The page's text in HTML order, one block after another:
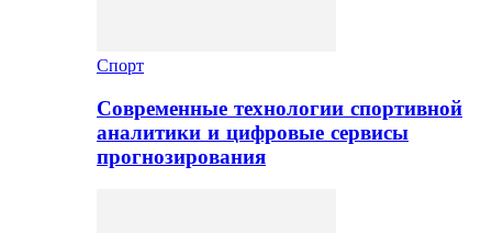
Спорт
Современные технологии спортивной
аналитики и цифровые сервисы
прогнозирования